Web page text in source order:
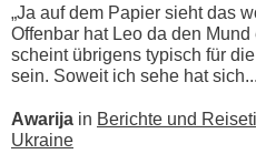
„Ja auf dem Papier sieht das
Offenbar hat Leo da den
scheint übrigens typisch für
sein. Soweit ich sehe hat
Awarija in Berichte und
Ukraine